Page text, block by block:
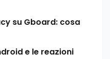
su Gboard: cosa
e le reazioni